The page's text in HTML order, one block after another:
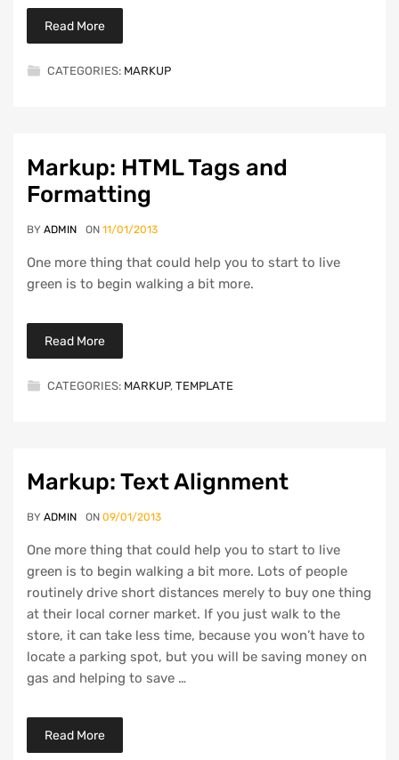
Read More
CATEGORIES: MARKUP
Markup: HTML Tags and
Formatting
BY ADMIN ON 11/01/2013
One more thing that could help you to start to live
green is to begin walking a bit more.
Read More
CATEGORIES: MARKUP, TEMPLATE
Markup: Text Alignment
BY ADMIN ON 09/01/2013
One more thing that could help you to start to live
green is to begin walking a bit more. Lots of people
routinely drive short distances merely to buy one thing
at their local corner market. If you just walk to the
store, it can take less time, because you won’t have to
locate a parking spot, but you will be saving money on
gas and helping to save …
Read More